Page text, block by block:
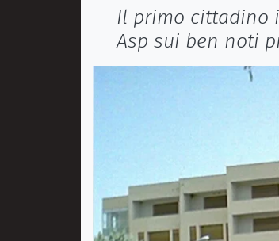
Il primo cittadino
Asp sui ben noti